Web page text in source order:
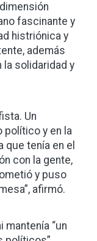
fascinante y
histriónica y
además
solidaridad y
Un
político y en la
tenía en el
con la gente,
y puso
afirmó.
“un